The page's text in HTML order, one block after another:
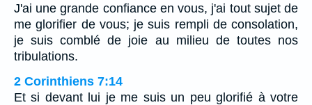
J'ai une grande confiance en vous, j'ai tout sujet de
me glorifier de vous; je suis rempli de consolation,
je suis comblé de joie au milieu de toutes nos
tribulations.
2 Corinthiens 7:14
Et si devant lui je me suis un peu glorifié à votre